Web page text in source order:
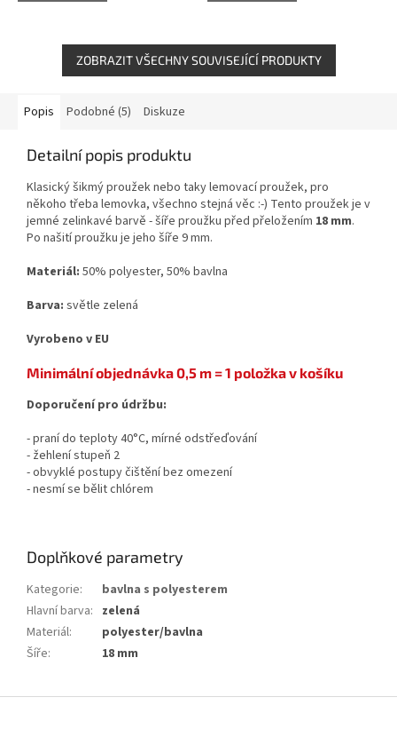
ZOBRAZIT VŠECHNY SOUVISEJÍCÍ PRODUKTY
Popis Podobné (5) Diskuze
Detailní popis produktu
Klasický šikmý proužek nebo taky lemovací proužek, pro
někoho třeba lemovka, všechno stejná věc :-) Tento proužek je v
jemné zelinkavé barvě - šíře proužku před přeložením 18 mm.
Po našití proužku je jeho šíře 9 mm.
Materiál: 50% polyester, 50% bavlna
Barva: světle zelená
Vyrobeno v EU
Minimální objednávka 0,5 m = 1 položka v košíku
Doporučení pro údržbu:
- praní do teploty 40°C, mírné odstřeďování
- žehlení stupeň 2
- obvyklé postupy čištění bez omezení
- nesmí se bělit chlórem
Doplňkové parametry
Kategorie:
bavlna s polyesterem
Hlavní barva: zelená
Materiál:
polyester/bavlna
Šíře: 18 mm